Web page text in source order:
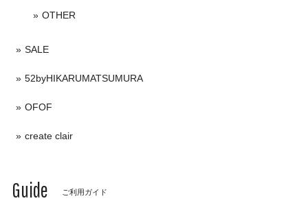
OTHER
SALE
52byHIKARUMATSUMURA
OFOF
create clair
Guide ご利用ガイド